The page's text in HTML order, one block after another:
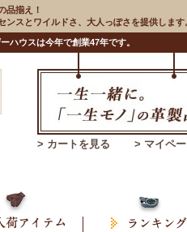
品揃え！
スとワイルドさ、大人っぽさを提供します
ハウスは今年で創業47年です。
> カートを見る > マイペ